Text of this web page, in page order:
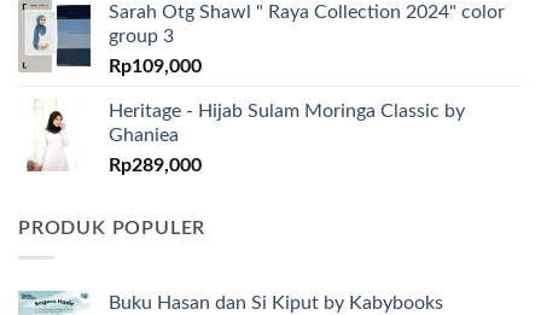
Sarah Otg Shawl " Raya Collection 2024" color
group 3
Rp109,000
Heritage - Hijab Sulam Moringa Classic by
Ghaniea
Rp289,000
PRODUK POPULER
Buku Hasan dan Si Kiput by Kabybooks